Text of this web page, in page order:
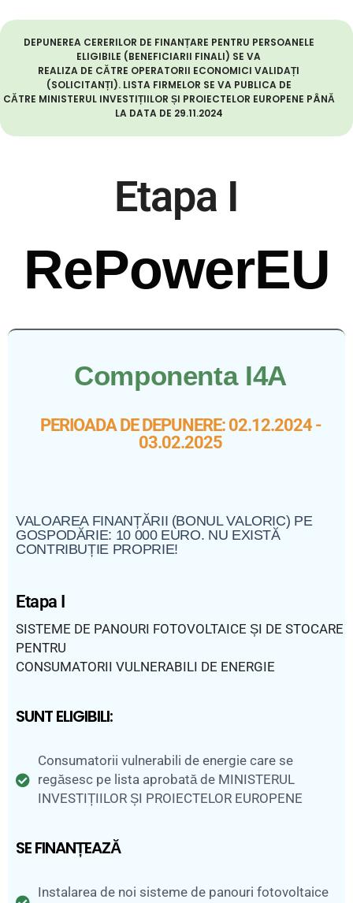
:
DEPUNEREA CERERILOR DE FINANȚARE PENTRU PERSOANELE
ELIGIBILE (BENEFICIARII FINALI) SE VA
REALIZA DE CĂTRE OPERATORII ECONOMICI VALIDAȚI
(SOLICITANȚI). LISTA FIRMELOR SE VA PUBLICA DE
CĂTRE MINISTERUL INVESTIȚIILOR ȘI PROIECTELOR EUROPENE PÂNĂ
LA DATA DE 29.11.2024
Etapa I​
RePowerEU
Componenta I4A
PERIOADA DE DEPUNERE: 02.12.2024 -
03.02.2025
VALOAREA FINANȚĂRII (BONUL VALORIC) PE
GOSPODĂRIE: 10 000 EURO. NU EXISTĂ
CONTRIBUȚIE PROPRIE!
Etapa I
SISTEME DE PANOURI FOTOVOLTAICE ȘI DE STOCARE
PENTRU
CONSUMATORII VULNERABILI DE ENERGIE
SUNT ELIGIBILI:
Consumatorii vulnerabili de energie care se
regăsesc pe lista aprobată de MINISTERUL
INVESTIȚIILOR ȘI PROIECTELOR EUROPENE
SE FINANȚEAZĂ
Instalarea de noi sisteme de panouri fotovoltaice